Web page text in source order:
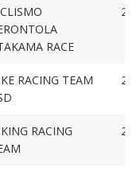
RACE
RACING TEAM
RACING